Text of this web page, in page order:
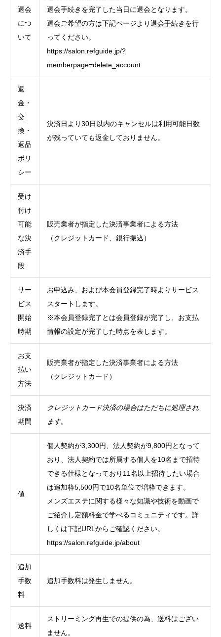
退会
につ
いて
退会手続きを完了した当日に退会となります。
退会ご希望の方は下記ページより退会手続きを行
ってください。
https://salon.refguide.jp/?
memberpage=delete_account
返
金・
交
換・
返品
ポリ
シー
決済日より30日以内のキャンセルは利用可能日数
が残っていても返金しておりません。
受け
付け
可能
な決
済手
段
販売業者が指定した決済事業者による方法
（クレジットカード、銀行振込）
サー
ビス
開始
時期
お申込み、および本会員登録完了時よりサービス
スタートします。
※本会員登録完了とは会員登録が完了し、お支払
情報の設定が完了した時点を表します。
お支
払い
方法
販売業者が指定した決済事業者による方法
（クレジットカード）
決済
期間
クレジットカード決済の場合はただちに処理され
ます。
値
個人契約が3,300円、法人契約が9,800円となって
おり、法人契約では所属する個人を10名まで招待
できる仕様となっており11名以上招待したい場合
は追加枠5,500円で10名単位で増枠できます。
メンズエステに関する様々な知識や技術を動画で
ご紹介し定額料金で学べるコミュニティです。詳
しくは下記URLからご確認ください。
https://salon.refguide.jp/about
追加
手数
料
追加手数料は発生しません。
送料
ストリーミング再生での提供の為、送料はござい
ません。